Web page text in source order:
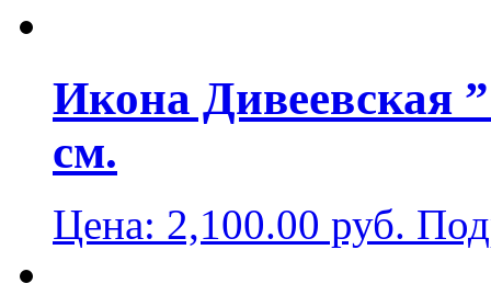
Икона Дивеевская
см.
Цена: 2,100.00 руб.